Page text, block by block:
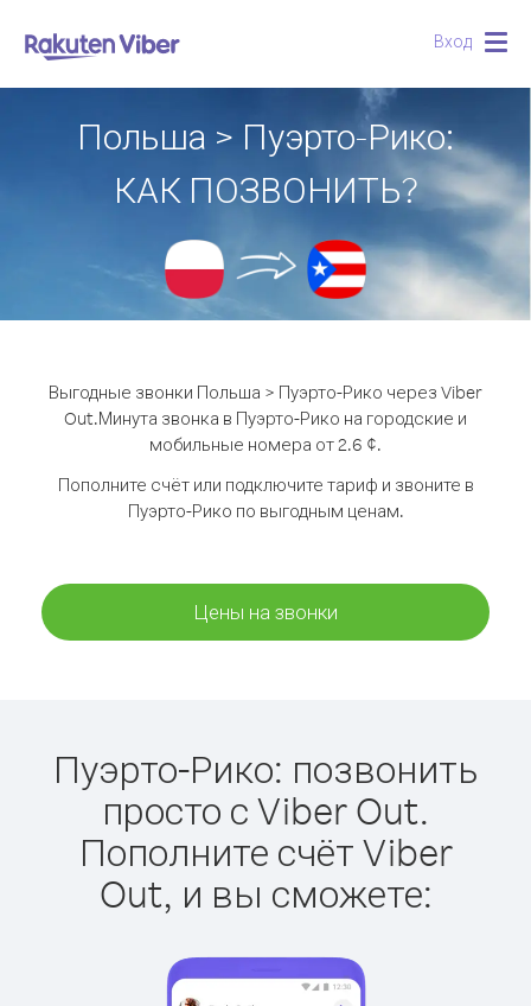
Вход
Польша > Пуэрто-Рико:
КАК ПОЗВОНИТЬ?
Выгодные звонки Польша > Пуэрто-Рико через Viber
Out.Минута звонка в Пуэрто-Рико на городские и
мобильные номера от 2.6 ¢.
Пополните счёт или подключите тариф и звоните в
Пуэрто-Рико по выгодным ценам.
Цены на звонки
Пуэрто-Рико: позвонить
просто с Viber Out.
Пополните счёт Viber
Out, и вы сможете: